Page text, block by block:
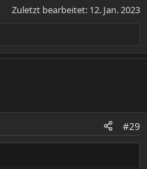
Zuletzt bearbeitet: 12. Jan. 2023
#29